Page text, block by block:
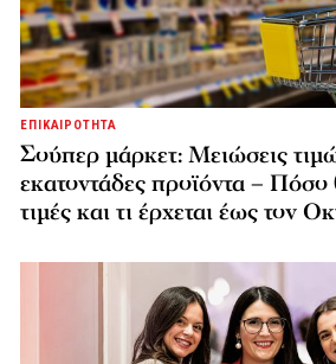
ΕΠΙΚΑΙΡΟΤΗΤΑ
Σούπερ μάρκετ: Μειώσεις
εκατοντάδες προϊόντα –
τιμές και τι έρχεται έως τον